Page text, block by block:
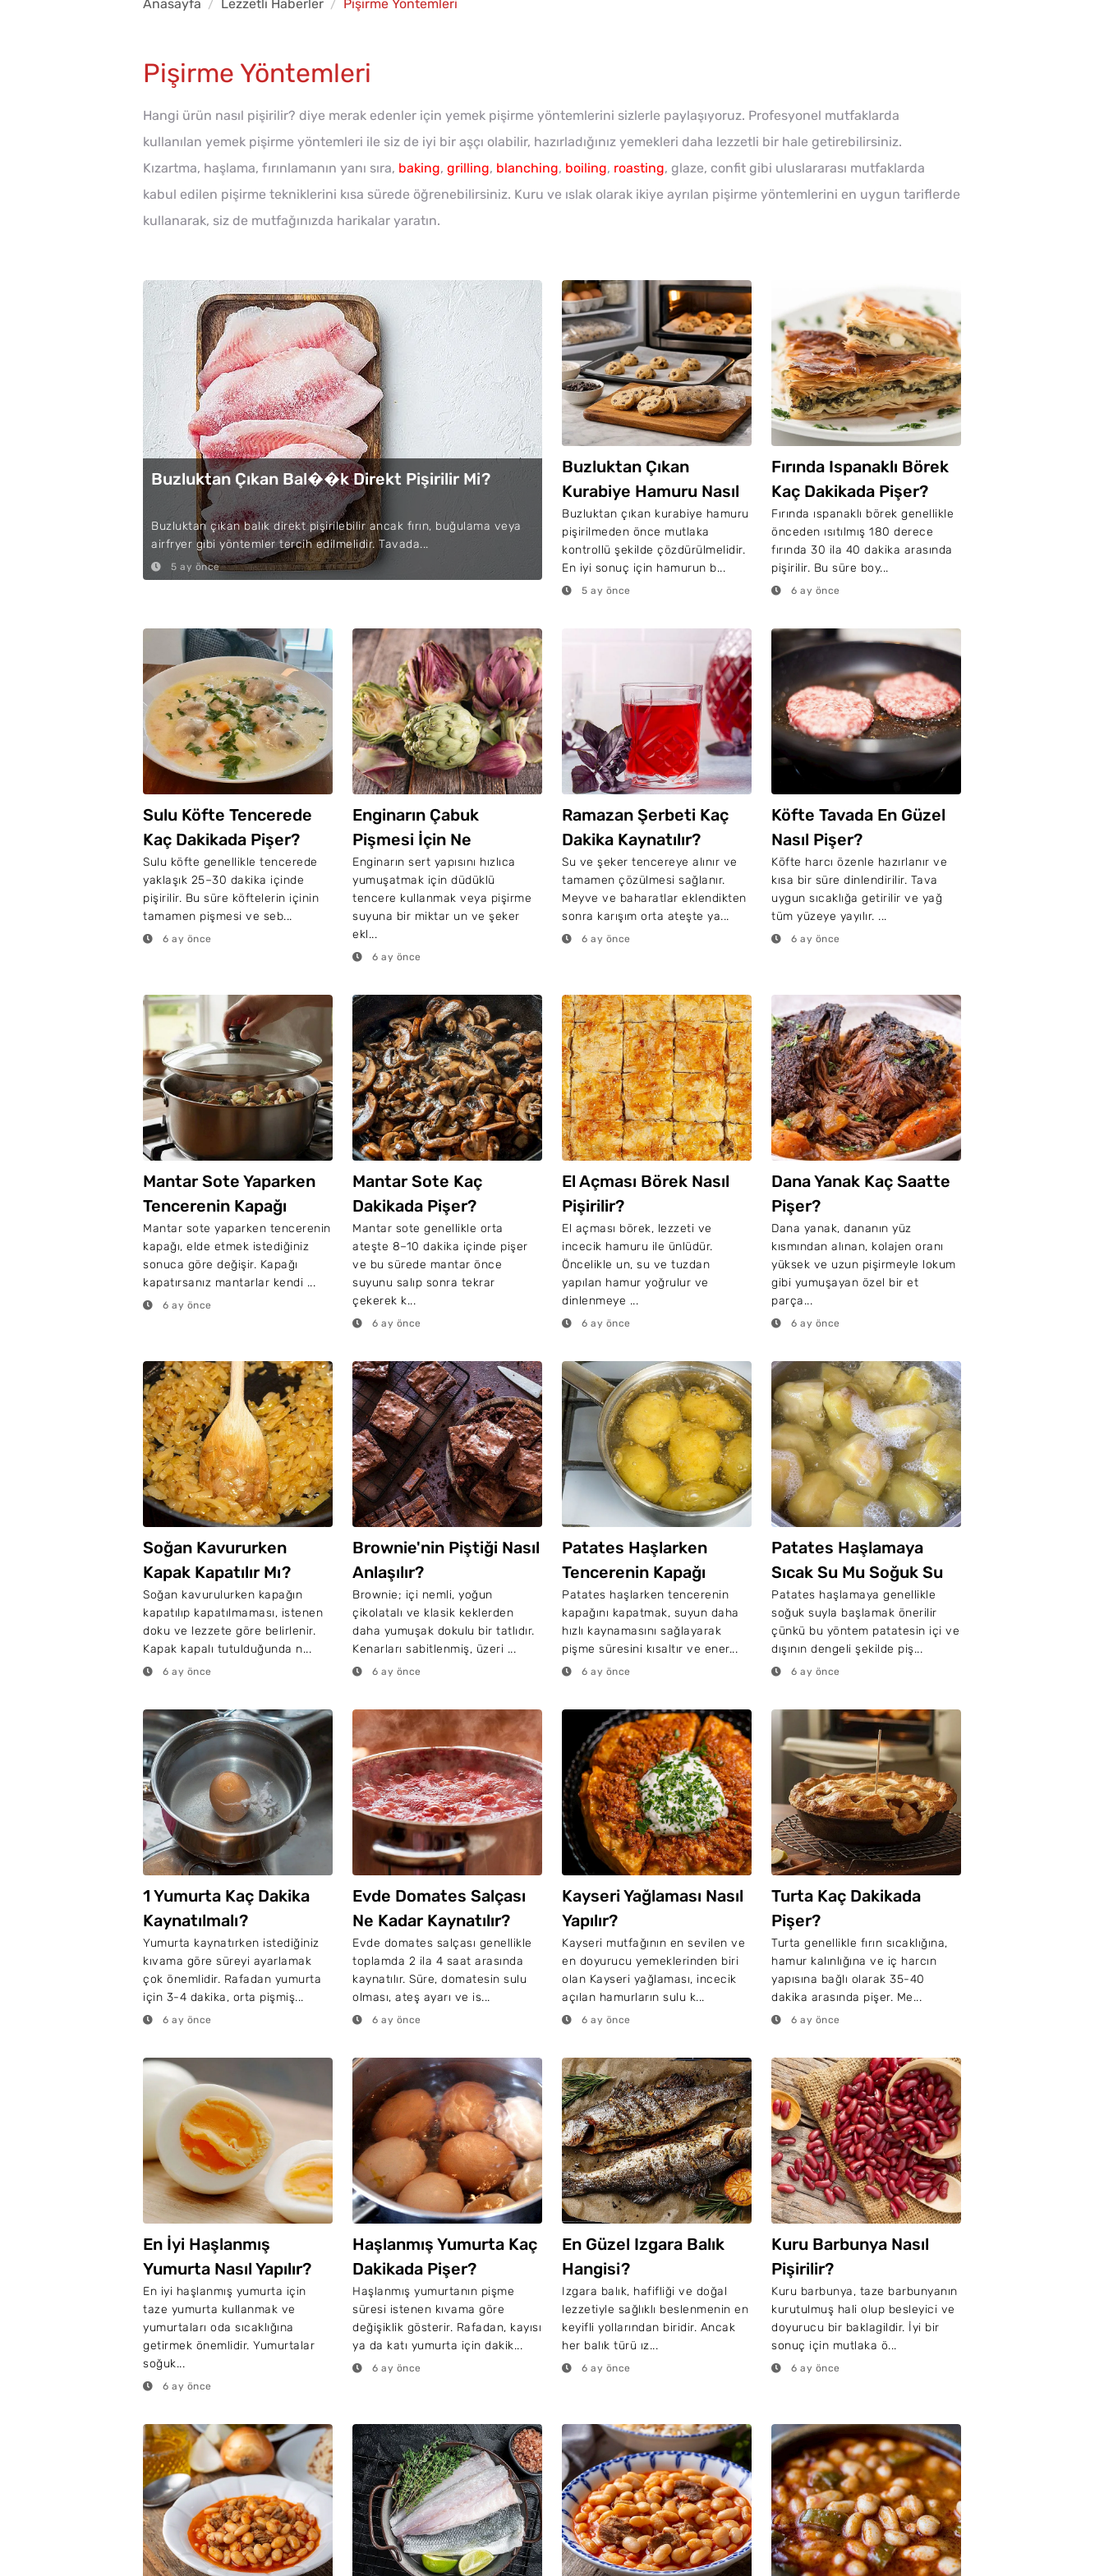
Anasayfa Lezzetli Haberler Pişirme Yöntemleri
Pişirme Yöntemleri
Hangi ürün nasıl pişirilir? diye merak edenler için yemek pişirme yöntemlerini sizlerle paylaşıyoruz. Profesyonel mutfaklarda
kullanılan yemek pişirme yöntemleri ile siz de iyi bir aşçı olabilir, hazırladığınız yemekleri daha lezzetli bir hale getirebilirsiniz.
Kızartma, haşlama, fırınlamanın yanı sıra, baking, grilling, blanching, boiling, roasting, glaze, confit gibi uluslararası mutfaklarda
kabul edilen pişirme tekniklerini kısa sürede öğrenebilirsiniz. Kuru ve ıslak olarak ikiye ayrılan pişirme yöntemlerini en uygun tariflerde
kullanarak, siz de mutfağınızda harikalar yaratın.
Buzluktan Çıkan Bal��k Direkt Pişirilir Mi?
Buzluktan çıkan balık direkt pişirilebilir ancak fırın, buğulama veya
airfryer gibi yöntemler tercih edilmelidir. Tavada...
5 ay önce
Buzluktan Çıkan
Kurabiye Hamuru Nasıl
Pişirilir?
Buzluktan çıkan kurabiye hamuru
pişirilmeden önce mutlaka
kontrollü şekilde çözdürülmelidir.
En iyi sonuç için hamurun b...
5 ay önce
Fırında Ispanaklı Börek
Kaç Dakikada Pişer?
Fırında ıspanaklı börek genellikle
önceden ısıtılmış 180 derece
fırında 30 ila 40 dakika arasında
pişirilir. Bu süre boy...
6 ay önce
Sulu Köfte Tencerede
Kaç Dakikada Pişer?
Sulu köfte genellikle tencerede
yaklaşık 25–30 dakika içinde
pişirilir. Bu süre köftelerin içinin
tamamen pişmesi ve seb...
6 ay önce
Enginarın Çabuk
Pişmesi İçin Ne
Yapmalı?
Enginarın sert yapısını hızlıca
yumuşatmak için düdüklü
tencere kullanmak veya pişirme
suyuna bir miktar un ve şeker
ekl...
6 ay önce
Ramazan Şerbeti Kaç
Dakika Kaynatılır?
Su ve şeker tencereye alınır ve
tamamen çözülmesi sağlanır.
Meyve ve baharatlar eklendikten
sonra karışım orta ateşte ya...
6 ay önce
Köfte Tavada En Güzel
Nasıl Pişer?
Köfte harcı özenle hazırlanır ve
kısa bir süre dinlendirilir. Tava
uygun sıcaklığa getirilir ve yağ
tüm yüzeye yayılır. ...
6 ay önce
Mantar Sote Yaparken
Tencerenin Kapağı
Kapatılır Mı?
Mantar sote yaparken tencerenin
kapağı, elde etmek istediğiniz
sonuca göre değişir. Kapağı
kapatırsanız mantarlar kendi ...
6 ay önce
Mantar Sote Kaç
Dakikada Pişer?
Mantar sote genellikle orta
ateşte 8–10 dakika içinde pişer
ve bu sürede mantar önce
suyunu salıp sonra tekrar
çekerek k...
6 ay önce
El Açması Börek Nasıl
Pişirilir?
El açması börek, lezzeti ve
incecik hamuru ile ünlüdür.
Öncelikle un, su ve tuzdan
yapılan hamur yoğrulur ve
dinlenmeye ...
6 ay önce
Dana Yanak Kaç Saatte
Pişer?
Dana yanak, dananın yüz
kısmından alınan, kolajen oranı
yüksek ve uzun pişirmeyle lokum
gibi yumuşayan özel bir et
parça...
6 ay önce
Soğan Kavururken
Kapak Kapatılır Mı?
Soğan kavurulurken kapağın
kapatılıp kapatılmaması, istenen
doku ve lezzete göre belirlenir.
Kapak kapalı tutulduğunda n...
6 ay önce
Brownie'nin Piştiği Nasıl
Anlaşılır?
Brownie; içi nemli, yoğun
çikolatalı ve klasik keklerden
daha yumuşak dokulu bir tatlıdır.
Kenarları sabitlenmiş, üzeri ...
6 ay önce
Patates Haşlarken
Tencerenin Kapağı
Kapatılır Mı?
Patates haşlarken tencerenin
kapağını kapatmak, suyun daha
hızlı kaynamasını sağlayarak
pişme süresini kısaltır ve ener...
6 ay önce
Patates Haşlamaya
Sıcak Su Mu Soğuk Su
Mu Konulur?
Patates haşlamaya genellikle
soğuk suyla başlamak önerilir
çünkü bu yöntem patatesin içi ve
dışının dengeli şekilde piş...
6 ay önce
1 Yumurta Kaç Dakika
Kaynatılmalı?
Yumurta kaynatırken istediğiniz
kıvama göre süreyi ayarlamak
çok önemlidir. Rafadan yumurta
için 3-4 dakika, orta pişmiş...
6 ay önce
Evde Domates Salçası
Ne Kadar Kaynatılır?
Evde domates salçası genellikle
toplamda 2 ila 4 saat arasında
kaynatılır. Süre, domatesin sulu
olması, ateş ayarı ve is...
6 ay önce
Kayseri Yağlaması Nasıl
Yapılır?
Kayseri mutfağının en sevilen ve
en doyurucu yemeklerinden biri
olan Kayseri yağlaması, incecik
açılan hamurların sulu k...
6 ay önce
Turta Kaç Dakikada
Pişer?
Turta genellikle fırın sıcaklığına,
hamur kalınlığına ve iç harcın
yapısına bağlı olarak 35-40
dakika arasında pişer. Me...
6 ay önce
En İyi Haşlanmış
Yumurta Nasıl Yapılır?
En iyi haşlanmış yumurta için
taze yumurta kullanmak ve
yumurtaları oda sıcaklığına
getirmek önemlidir. Yumurtalar
soğuk...
6 ay önce
Haşlanmış Yumurta Kaç
Dakikada Pişer?
Haşlanmış yumurtanın pişme
süresi istenen kıvama göre
değişiklik gösterir. Rafadan, kayısı
ya da katı yumurta için dakik...
6 ay önce
En Güzel Izgara Balık
Hangisi?
Izgara balık, hafifliği ve doğal
lezzetiyle sağlıklı beslenmenin en
keyifli yollarından biridir. Ancak
her balık türü ız...
6 ay önce
Kuru Barbunya Nasıl
Pişirilir?
Kuru barbunya, taze barbunyanın
kurutulmuş hali olup besleyici ve
doyurucu bir baklagildir. İyi bir
sonuç için mutlaka ö...
6 ay önce